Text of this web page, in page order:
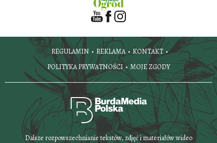
REGULAMIN REKLAMA
KONTAKT
POLITYKA PRYWATNOŚCI
MOJE ZGODY
Dalsze rozpowszechnianie tekstów, zdjęć i materiałów wideo